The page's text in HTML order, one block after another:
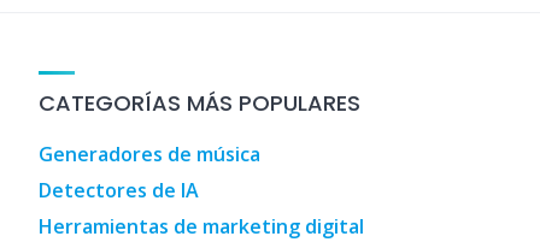
CATEGORÍAS MÁS POPULARES
Generadores de música
Detectores de IA
Herramientas de marketing digital